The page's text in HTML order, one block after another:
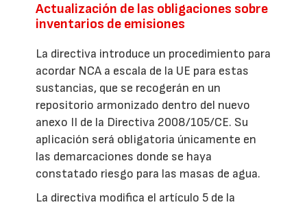
Actualización de las obligaciones sobre
inventarios de emisiones
La directiva introduce un procedimiento para
acordar NCA a escala de la UE para estas
sustancias, que se recogerán en un
repositorio armonizado dentro del nuevo
anexo II de la Directiva 2008/105/CE. Su
aplicación será obligatoria únicamente en
las demarcaciones donde se haya
constatado riesgo para las masas de agua.
La directiva modifica el artículo 5 de la